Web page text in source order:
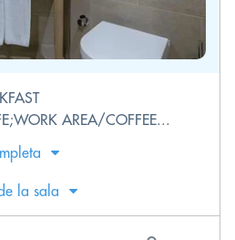
AREA/COFFEE...
la sala